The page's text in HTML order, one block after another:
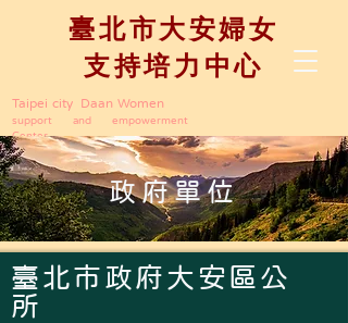
臺北市大安婦女
支持培力中心
Taipei city Daan Women
support and empowerment
Center
政府單位
臺北市政府大安區公
所